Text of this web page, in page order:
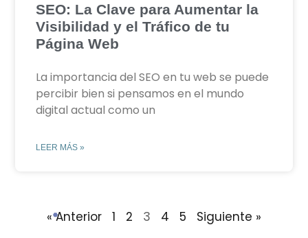
SEO: La Clave para Aumentar la
Visibilidad y el Tráfico de tu
Página Web
La importancia del SEO en tu web se puede
percibir bien si pensamos en el mundo
digital actual como un
LEER MÁS »
« Anterior 1 2 3 4 5 Siguiente »